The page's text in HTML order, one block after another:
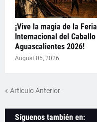
¡Vive la magia de la Feria
Internacional del Caballo
Aguascalientes 2026!
August 05, 2026
Artículo Anterior
Síguenos también en: